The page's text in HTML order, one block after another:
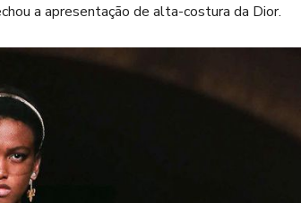
a apresentação de alta-costura da Dior.